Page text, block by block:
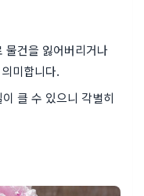
물건을 잃어버리거나
미합니다.
클 수 있으니 각별히